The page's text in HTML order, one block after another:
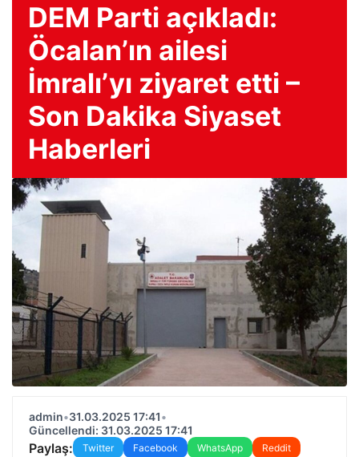
DEM Parti açıkladı:
Öcalan’ın ailesi
İmralı’yı ziyaret etti –
Son Dakika Siyaset
Haberleri
admin•31.03.2025 17:41•
Güncellendi: 31.03.2025 17:41
Paylaş: Twitter Facebook WhatsApp
Reddit